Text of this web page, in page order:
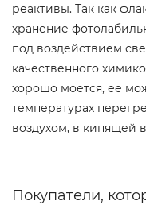
реактивы. Так как
хранение
под воздействием
качественного
хорошо моется, ее
температурах
воздухом, в кипящей
Покупатели,